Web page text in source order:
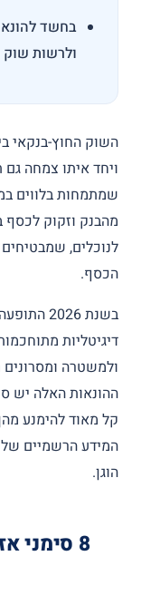
בחשד
ולרשות שוק
השוק החוץ-בנקאי
ויחד איתו צמחה
שמתמחות בלווים
מהבנק וזקוק
לנוכלים,
הכסף.
בשנת
דיגיטליות
ולמשטרה
ההונאות האלה יש
קל מאוד להימנע
המידע הרשמיים
הוגן.
8 סימני אזהרה להלוואה בהונאה